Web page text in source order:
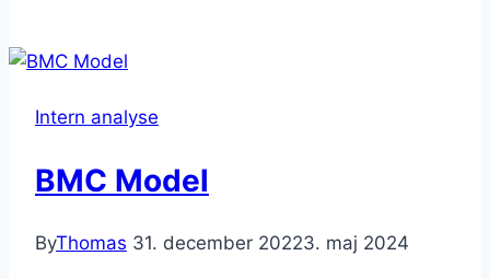
Intern analyse
BMC Model
ByThomas 31. december 20223. maj 2024